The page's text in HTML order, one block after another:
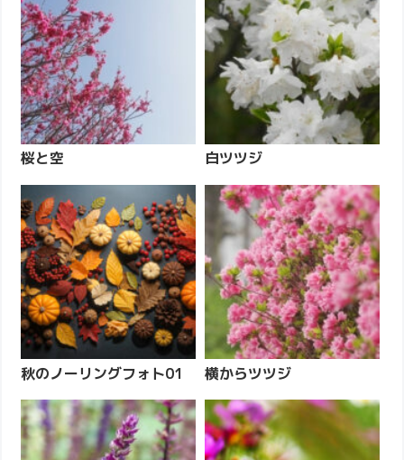
桜と空 白ツツジ
秋のノーリングフォト01 横からツツジ